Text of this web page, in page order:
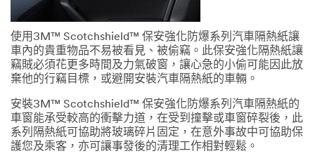
使用3M™ Scotchshield™ 保安強化防爆系列汽車隔熱紙讓
車內的貴重物品不易被看見、被偷竊。此保安強化隔熱紙讓
竊賊必須花更多時間及力氣破窗，讓心急的小偷可能因此放
棄他的行竊目標，或避開安裝汽車隔熱紙的車輛。
安裝3M™ Scotchshield™ 保安強化防爆系列汽車隔熱紙的
車窗能承受較高的衝擊力道，在受到撞擊或車窗碎裂後，此
系列隔熱紙可協助將玻璃碎片固定，在意外事故中可協助保
護您及乘客，亦可讓事發後的清理工作相對輕鬆。